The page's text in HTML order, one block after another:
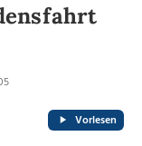
Vorlesen